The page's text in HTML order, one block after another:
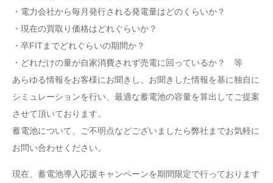
・電力会社から毎月発行される発電量はどのくらいか？
・現在の買取り価格はどれぐらいか？
・卒FITまでどれぐらいの期間か？
・どれだけの量が自家消費されず売電に回っているか？ 等
あらゆる情報をお客様にお聞きし、お聞きした情報を基に独自に
シミュレーションを行い、最適な蓄電池の容量を算出してご提案
させて頂いております。
蓄電池について、ご不明点などございましたら弊社までお気軽に
お問い合わせください。
現在、蓄電池導入応援キャンペーンを期間限定で行っております